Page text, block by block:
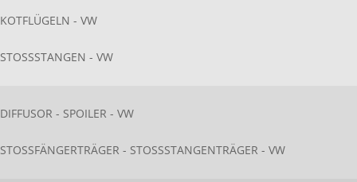
KOTFLÜGELN - VW
STOSSSTANGEN - VW
DIFFUSOR - SPOILER - VW
STOSSFÄNGERTRÄGER - STOSSSTANGENTRÄGER - VW